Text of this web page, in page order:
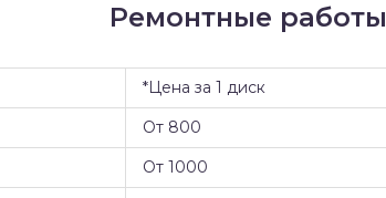
Ремонтные работы
*Цена за 1 диск
От 800
От 1000